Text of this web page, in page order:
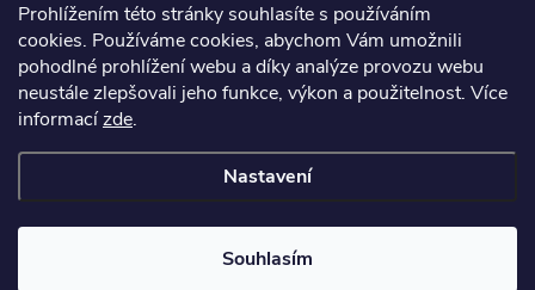
Prohlížením této stránky souhlasíte s používáním
cookies. Používáme cookies, abychom Vám umožnili
pohodlné prohlížení webu a díky analýze provozu webu
neustále zlepšovali jeho funkce, výkon a použitelnost. Více
informacízde.
Nastavení
Souhlasím
PŘIHLÁSIT SE PŘES SEZNAM
Copyright 2026Dosadu.cz. Všechna práva vyhrazena.